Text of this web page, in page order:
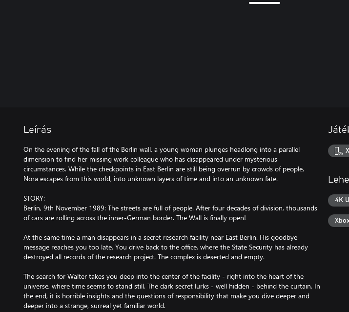
Leírás
On the evening of the fall of the Berlin wall, a young woman plunges headlong into a parallel
dimension to find her missing work colleague who has disappeared under mysterious
circumstances. While the checkpoints in East Berlin are still being overrun by crowds of people,
Nora escapes from this world, into unknown layers of time and into an unknown fate.
STORY:
Berlin, 9th November 1989: The streets are full of people. After four decades of division, thousands
of cars are rolling across the inner-German border. The Wall is finally open!
At the same time a man disappears in a secret research facility near East Berlin. His goodbye
message reaches you too late. You drive back to the office, where the State Security has already
destroyed all records of the research project. The complex is deserted and empty.
The search for Walter takes you deep into the center of the facility - right into the heart of the
universe, where time seems to stand still. The dark secret lurks - well hidden - behind the curtain. In
the end, it is horrible insights and the questions of responsibility that make you dive deeper and
deeper into a strange, surreal yet familiar world.
4K